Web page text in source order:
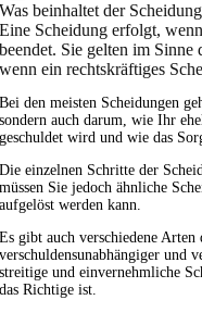
Was beinhaltet der
Eine Scheidung erfolgt,
beendet. Sie gelten im Sinne
wenn ein rechtskräftiges
Bei den meisten Scheidungen
sondern auch darum, wie Ihr
geschuldet wird und wie das
Die einzelnen Schritte der
müssen Sie jedoch ähnliche
aufgelöst werden kann.
Es gibt auch verschiedene
verschuldensunabhängiger und
streitige und einvernehmliche
das Richtige ist.